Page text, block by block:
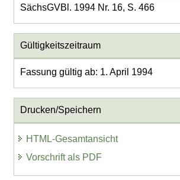
SächsGVBl. 1994 Nr. 16, S. 466
Gültigkeitszeitraum
Fassung gültig ab: 1. April 1994
Drucken/Speichern
HTML-Gesamtansicht
Vorschrift als PDF